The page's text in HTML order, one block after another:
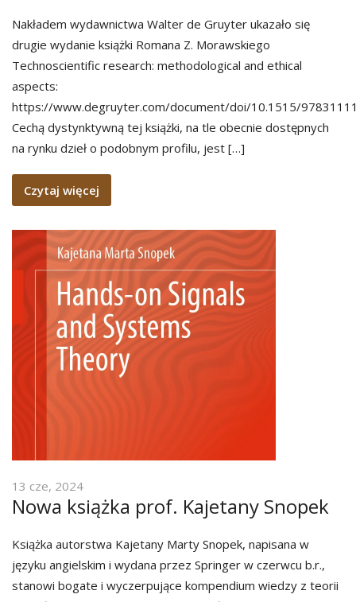
Nakładem wydawnictwa Walter de Gruyter ukazało się
drugie wydanie książki Romana Z. Morawskiego
Technoscientific research: methodological and ethical
aspects:
https://www.degruyter.com/document/doi/10.1515/
Cechą dystynktywną tej książki, na tle obecnie dostępnych
na rynku dzieł o podobnym profilu, jest […]
Czytaj więcej
13 cze, 2024
Nowa książka prof. Kajetany Snopek
Książka autorstwa Kajetany Marty Snopek, napisana w
języku angielskim i wydana przez Springer w czerwcu b.r.,
stanowi bogate i wyczerpujące kompendium wiedzy z teorii